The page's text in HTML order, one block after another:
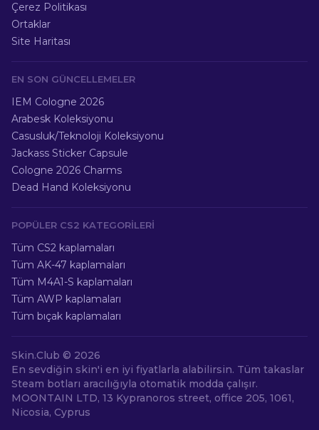
Çerez Politikası
Ortaklar
Site Haritası
EN SON GÜNCELLEMELER
IEM Cologne 2026
Arabesk Koleksiyonu
Casusluk/Teknoloji Koleksiyonu
Jackass Sticker Capsule
Cologne 2026 Charms
Dead Hand Koleksiyonu
POPÜLER CS2 KATEGORILERI
Tüm CS2 kaplamaları
Tüm AK-47 kaplamaları
Tüm M4A1-S kaplamaları
Tüm AWP kaplamaları
Tüm bıçak kaplamaları
Skin.Club © 2026
En sevdiğin skin'i en iyi fiyatlarla alabilirsin. Tüm takaslar
Steam botları aracılığıyla otomatik modda çalışır.
MOONTAIN LTD, 13 Kypranoros street, office 205, 1061,
Nicosia, Cyprus